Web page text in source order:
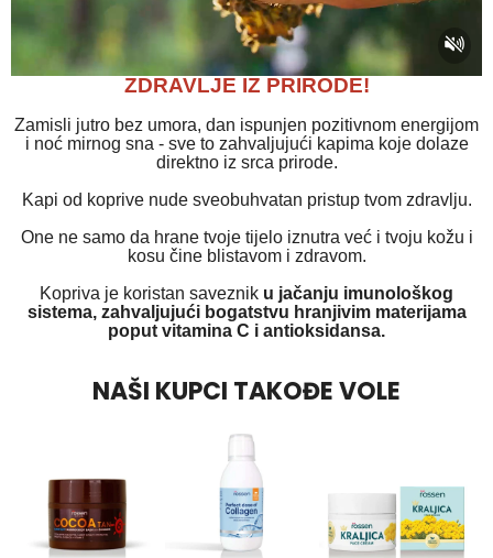
ZDRAVLJE IZ PRIRODE!
Zamisli jutro bez umora, dan ispunjen pozitivnom energijom
i noć mirnog sna - sve to zahvaljujući kapima koje dolaze
direktno iz srca prirode.
Kapi od koprive nude sveobuhvatan pristup tvom zdravlju.
One ne samo da hrane tvoje tijelo iznutra već i tvoju kožu i
kosu čine blistavom i zdravom.
Kopriva je koristan saveznik u jačanju imunološkog
sistema, zahvaljujući bogatstvu hranjivim materijama
poput vitamina C i antioksidansa.
NAŠI KUPCI TAKOĐE VOLE